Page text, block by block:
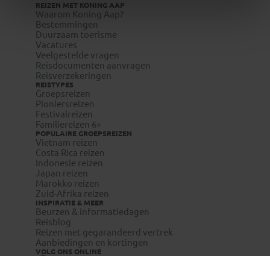
REIZEN MET KONING AAP
Waarom Koning Aap?
Bestemmingen
Duurzaam toerisme
Vacatures
Veelgestelde vragen
Reisdocumenten aanvragen
Reisverzekeringen
REISTYPES
Groepsreizen
Pioniersreizen
Festivalreizen
Familiereizen 6+
POPULAIRE GROEPSREIZEN
Vietnam reizen
Costa Rica reizen
Indonesie reizen
Japan reizen
Marokko reizen
Zuid-Afrika reizen
INSPIRATIE & MEER
Beurzen & informatiedagen
Reisblog
Reizen met gegarandeerd vertrek
Aanbiedingen en kortingen
VOLG ONS ONLINE